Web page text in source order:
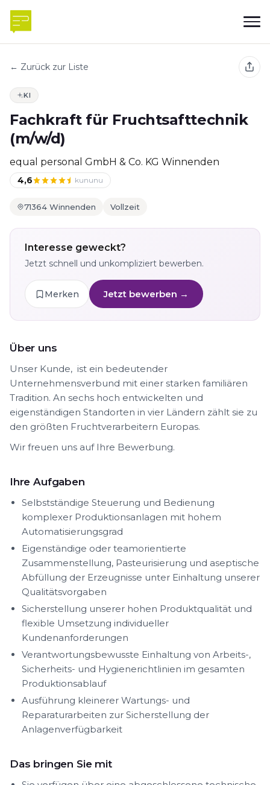
← Zurück zur Liste
KI
Fachkraft für Fruchtsafttechnik
(m/w/d)
equal personal GmbH & Co. KG Winnenden
4,6 kununu
71364 Winnenden Vollzeit
Interesse geweckt?
Jetzt schnell und unkompliziert bewerben.
Merken Jetzt bewerben →
Über uns
Unser Kunde, ist ein bedeutender
Unternehmensverbund mit einer starken familiären
Tradition. An sechs hoch entwickelten und
eigenständigen Standorten in vier Ländern zählt sie zu
den größten Fruchtverarbeitern Europas.
Wir freuen uns auf Ihre Bewerbung.
Ihre Aufgaben
Selbstständige Steuerung und Bedienung
komplexer Produktionsanlagen mit hohem
Automatisierungsgrad
Eigenständige oder teamorientierte
Zusammenstellung, Pasteurisierung und aseptische
Abfüllung der Erzeugnisse unter Einhaltung unserer
Qualitätsvorgaben
Sicherstellung unserer hohen Produktqualität und
flexible Umsetzung individueller
Kundenanforderungen
Verantwortungsbewusste Einhaltung von Arbeits-,
Sicherheits- und Hygienerichtlinien im gesamten
Produktionsablauf
Ausführung kleinerer Wartungs- und
Reparaturarbeiten zur Sicherstellung der
Anlagenverfügbarkeit
Das bringen Sie mit